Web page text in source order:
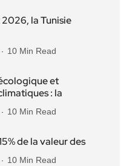
la Tunisie
10 Min Read
et
: la
10 Min Read
de la valeur des
10 Min Read